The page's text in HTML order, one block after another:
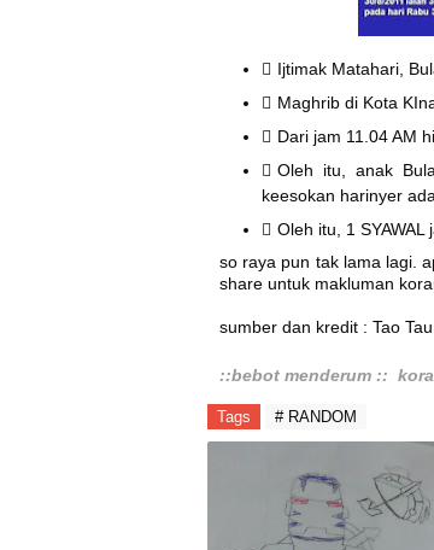
Ijtimak Matahari,
Maghrib di Kota
Dari jam 11.04 AM
Oleh itu, anak
keesokan harinyer
Oleh itu, 1
so raya pun tak lama lagi.
share untuk makluman
sumber dan kredit : Tao
::bebot menderum ::
Tags # RANDOM